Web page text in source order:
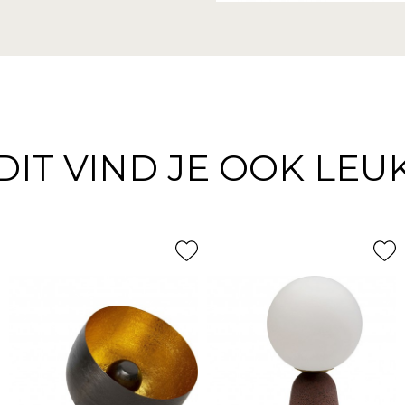
VIND JE OOK